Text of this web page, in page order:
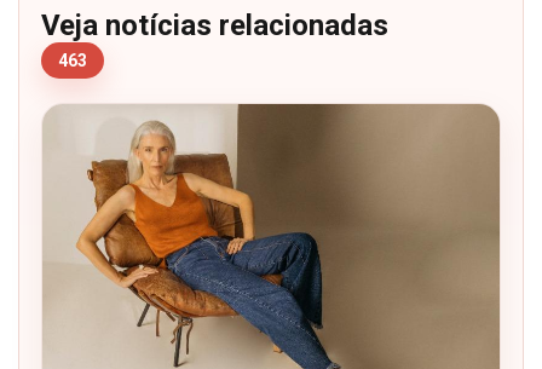
Veja notícias relacionadas
463